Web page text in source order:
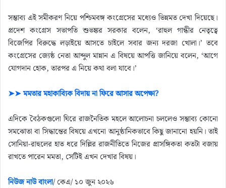
সম্ভাব্য এই সমীকরণ নিয়ে পশ্চিমবঙ্গ কংগ্রেসের মধ্যেও ভিন্নমত দেখা দিয়েছে।
প্রদেশ কংগ্রেস সভাপতি শুভঙ্কর সরকার বলেন, ‘রাহুল গান্ধীর নেতৃত্বে
বিজেপির বিরুদ্ধে লড়াইয়ে আসতে চাইলে সবার জন্য দরজা খোলা।’ তবে
কংগ্রেসের জ্যেষ্ঠ নেতা আব্দুল মান্নান এ বিষয়ে আপত্তি জানিয়ে বলেন, ‘আগে
যোগদান হোক, তারপর এ নিয়ে কথা বলা যাবে।’
➤➤ মমতার মহাকাব্যিক বিদায় না ফিরে আসার অপেক্ষা?
এদিকে বৈঠকগুলো ঘিরে রাজনৈতিক মহলে আলোচনা চললেও সম্ভাব্য কোনো
সমঝোতা বা সিদ্ধান্তের বিষয়ে এখনো আনুষ্ঠানিকভাবে কিছু জানানো হয়নি। তাই
সোনিয়া-রাহুলের হাত ধরে দিল্লির রাজনীতিতে নিজের প্রাসঙ্গিকতা কতটা বজায়
রাখতে পারেন মমতা, সেটিই এখন দেখার বিষয়।
নিউজ নাউ বাংলা/ কেএ/ ১০ জুন ২০২৬